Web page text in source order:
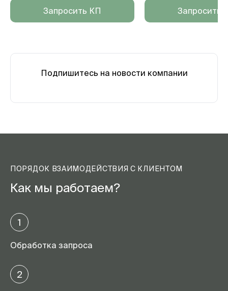
Запросить КП Запросить
Подпишитесь на новости компании
ПОРЯДОК ВЗАИМОДЕЙСТВИЯ С КЛИЕНТОМ
Как мы работаем?
1
Обработка запроса
2